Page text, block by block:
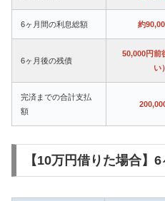
6ヶ月間の利息総額 約
6ヶ月後の残債
50,000円前
い）
完済までの合計支払
額
【10万円借りた場合】